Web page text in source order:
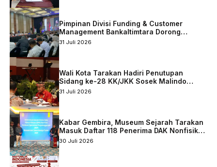
Pimpinan Divisi Funding & Customer
Management Bankaltimtara Dorong
Percepatan Digitalisasi Keuangan di Kota
31 Juli 2026
Wali Kota Tarakan Hadiri Penutupan
Sidang ke-28 KK/JKK Sosek Malindo
Tingkat Kaltara–Sabah
31 Juli 2026
Kabar Gembira, Museum Sejarah Tarakan
Masuk Daftar 118 Penerima DAK Nonfisik
2027
30 Juli 2026